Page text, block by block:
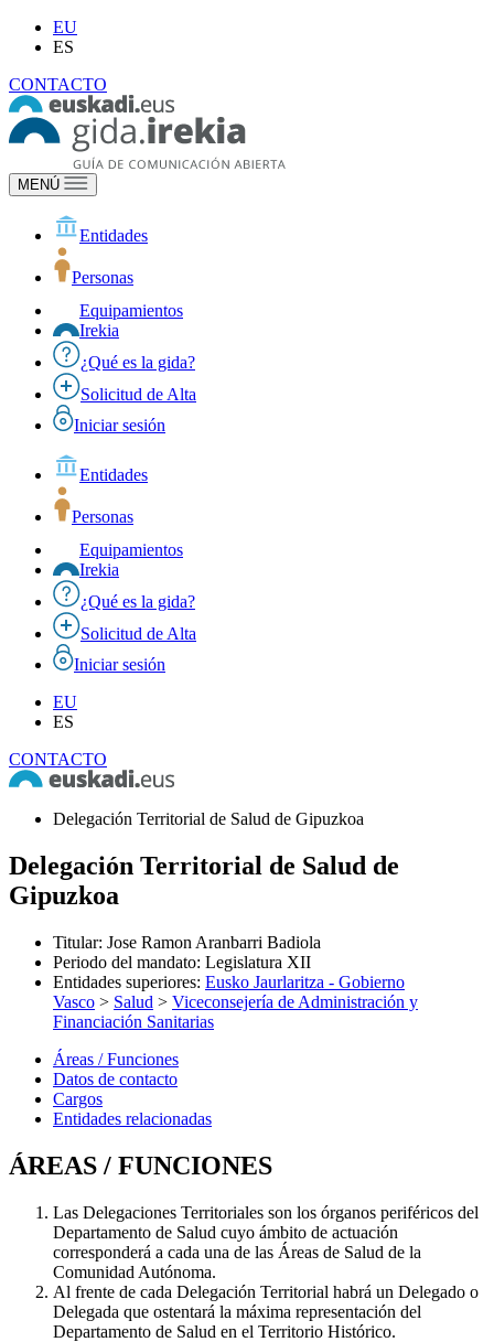
EU
ES
CONTACTO
MENÚ
Entidades
Personas
Equipamientos
Irekia
¿Qué es la gida?
Solicitud de Alta
Iniciar sesión
Entidades
Personas
Equipamientos
Irekia
¿Qué es la gida?
Solicitud de Alta
Iniciar sesión
EU
ES
CONTACTO
Delegación Territorial de Salud de Gipuzkoa
Delegación Territorial de Salud de
Gipuzkoa
Titular: Jose Ramon Aranbarri Badiola
Periodo del mandato: Legislatura XII
Entidades superiores: Eusko Jaurlaritza - Gobierno
Vasco > Salud > Viceconsejería de Administración y
Financiación Sanitarias
Áreas / Funciones
Datos de contacto
Cargos
Entidades relacionadas
ÁREAS / FUNCIONES
Las Delegaciones Territoriales son los órganos periféricos del
Departamento de Salud cuyo ámbito de actuación
corresponderá a cada una de las Áreas de Salud de la
Comunidad Autónoma.
Al frente de cada Delegación Territorial habrá un Delegado o
Delegada que ostentará la máxima representación del
Departamento de Salud en el Territorio Histórico.